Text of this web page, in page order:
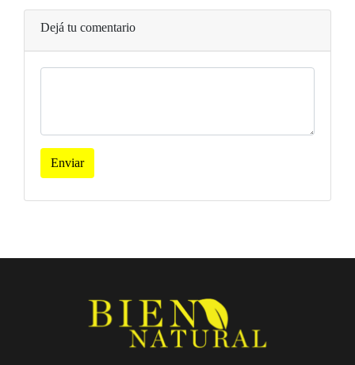
Dejá tu comentario
Enviar